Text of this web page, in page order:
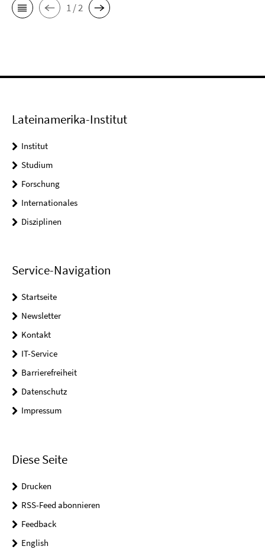
1 / 2
Lateinamerika-Institut
Institut
Studium
Forschung
Internationales
Disziplinen
Service-Navigation
Startseite
Newsletter
Kontakt
IT-Service
Barrierefreiheit
Datenschutz
Impressum
Diese Seite
Drucken
RSS-Feed abonnieren
Feedback
English